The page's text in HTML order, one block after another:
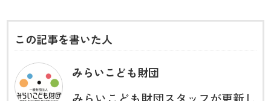
この記事を書いた人
みらいこども財団